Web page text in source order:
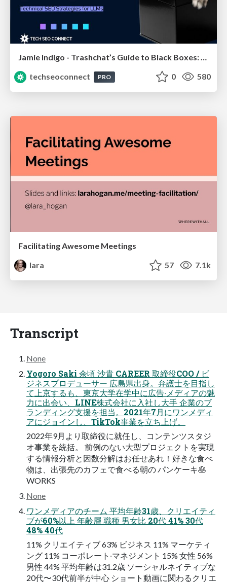
Jamie Indigo - Trashchat’s Guide to Black Boxes: Technical SEO Tactics for LLMs
techseoconnect
PRO 0 580
Facilitating Awesome Meetings
lara
57 7.1k
Transcript
None
Yogoro Saki 余頃 沙貴 CAREER 取締役COO / ビ
ジネスプロデューサー 広島県出⾝。弁護⼠を⽬指し
て上京するも、東京⼤学在学中に広告‧メディアの魅
⼒に出会い、LINE株式会社に⼊社し⼤⼿ 企業のブ
ランディング⽀援を担当。2021年7⽉にワンメディ
アにジョインし、TikTok事業を⽴ち上げ。
2022年9⽉より取締役に就任し、コンテンツスタジ
オ事業を統括。 前例のない⼤型プロジェクトを実現
する情報分析と因数分解はお任せあれ！好きな⾷べ
物は、出張先のカフェで⾷べる朝の パンケーキ🥞
WORKS
None
ワンメディアのチーム 平均年齢31歳、クリエイティ
ブが60%以上 年齢層 職種 男⼥⽐ 20代 41% 30代
48% 40代
11% クリエイティブ 63% ビジネス 11% マーケティ
ング 11% コーポレート‧マネジメント 15% ⼥性 56%
男性 44% 平均年齢は31.2歳 ソーシャルネイティブな
20代〜30代前半が中⼼ ショート動画に関わるクリエ